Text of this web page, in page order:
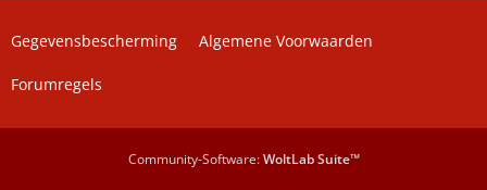
Gegevensbescherming Algemene Voorwaarden
Forumregels
Community-Software:WoltLab Suite™